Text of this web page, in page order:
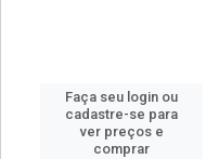
Faça seu login ou
cadastre-se para
ver preços e
comprar